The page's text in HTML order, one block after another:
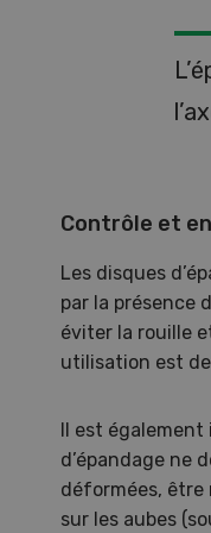
Contrôle et
Les disques
par la présence
éviter la rouille
utilisation est
Il est également
d’épandage ne
déformées, être
sur les aubes